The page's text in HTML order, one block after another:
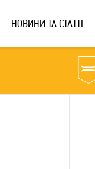
НОВИНИ ТА СТАТТІ